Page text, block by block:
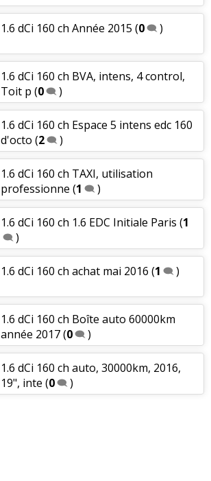
1.6 dCi 160 ch Année 2015 (0 )
1.6 dCi 160 ch BVA, intens, 4 control,
Toit p (0 )
1.6 dCi 160 ch Espace 5 intens edc 160
d'octo (2 )
1.6 dCi 160 ch TAXI, utilisation
professionne (1 )
1.6 dCi 160 ch 1.6 EDC Initiale Paris (1
)
1.6 dCi 160 ch achat mai 2016 (1 )
1.6 dCi 160 ch Boîte auto 60000km
année 2017(0 )
1.6 dCi 160 ch auto, 30000km, 2016,
19", inte (0 )